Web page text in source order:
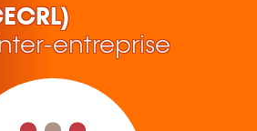
entreprise